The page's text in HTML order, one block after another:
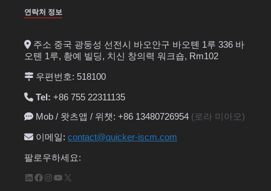
연락처 정보
주소 중국 광둥성 선전시 바오안구 바오톈 1루 336 바
오톈 1루, 촹예 빌딩, 치신 창의력 워크숍, Rm102
우편번호: 518100
Tel: +86 755 22311135
Mob / 왓츠앱 / 위챗: +86 13480726954 (로라 미아오)
이메일: contact@quicker-iscm.com
팔로우하세요:
LinkedIn
Facebook
Instagram
YouTube
X